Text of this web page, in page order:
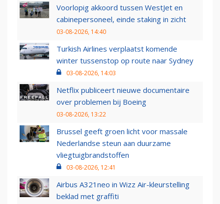
Voorlopig akkoord tussen WestJet en
cabinepersoneel, einde staking in zicht
03-08-2026, 14:40
Turkish Airlines verplaatst komende
winter tussenstop op route naar Sydney
03-08-2026, 14:03
Netflix publiceert nieuwe documentaire
over problemen bij Boeing
03-08-2026, 13:22
Brussel geeft groen licht voor massale
Nederlandse steun aan duurzame
vliegtuigbrandstoffen
03-08-2026, 12:41
Airbus A321neo in Wizz Air-kleurstelling
beklad met graffiti